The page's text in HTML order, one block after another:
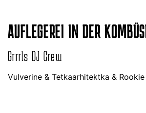
AUFLEGEREI IN DER
Grrrls DJ Crew
Vulverine & Tetkaarhitektka &